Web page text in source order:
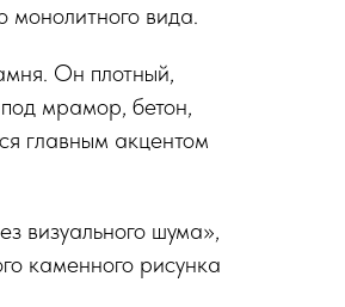
монолитного вида.
Он плотный,
мрамор, бетон,
главным акцентом
визуального шума»,
каменного рисунка